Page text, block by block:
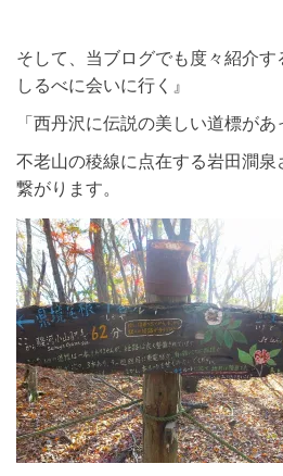
そして、当ブログでも度々紹介
しるべに会いに行く』
「西丹沢に伝説の美しい道標があ
不老山の稜線に点在する岩田澗
繋がります。